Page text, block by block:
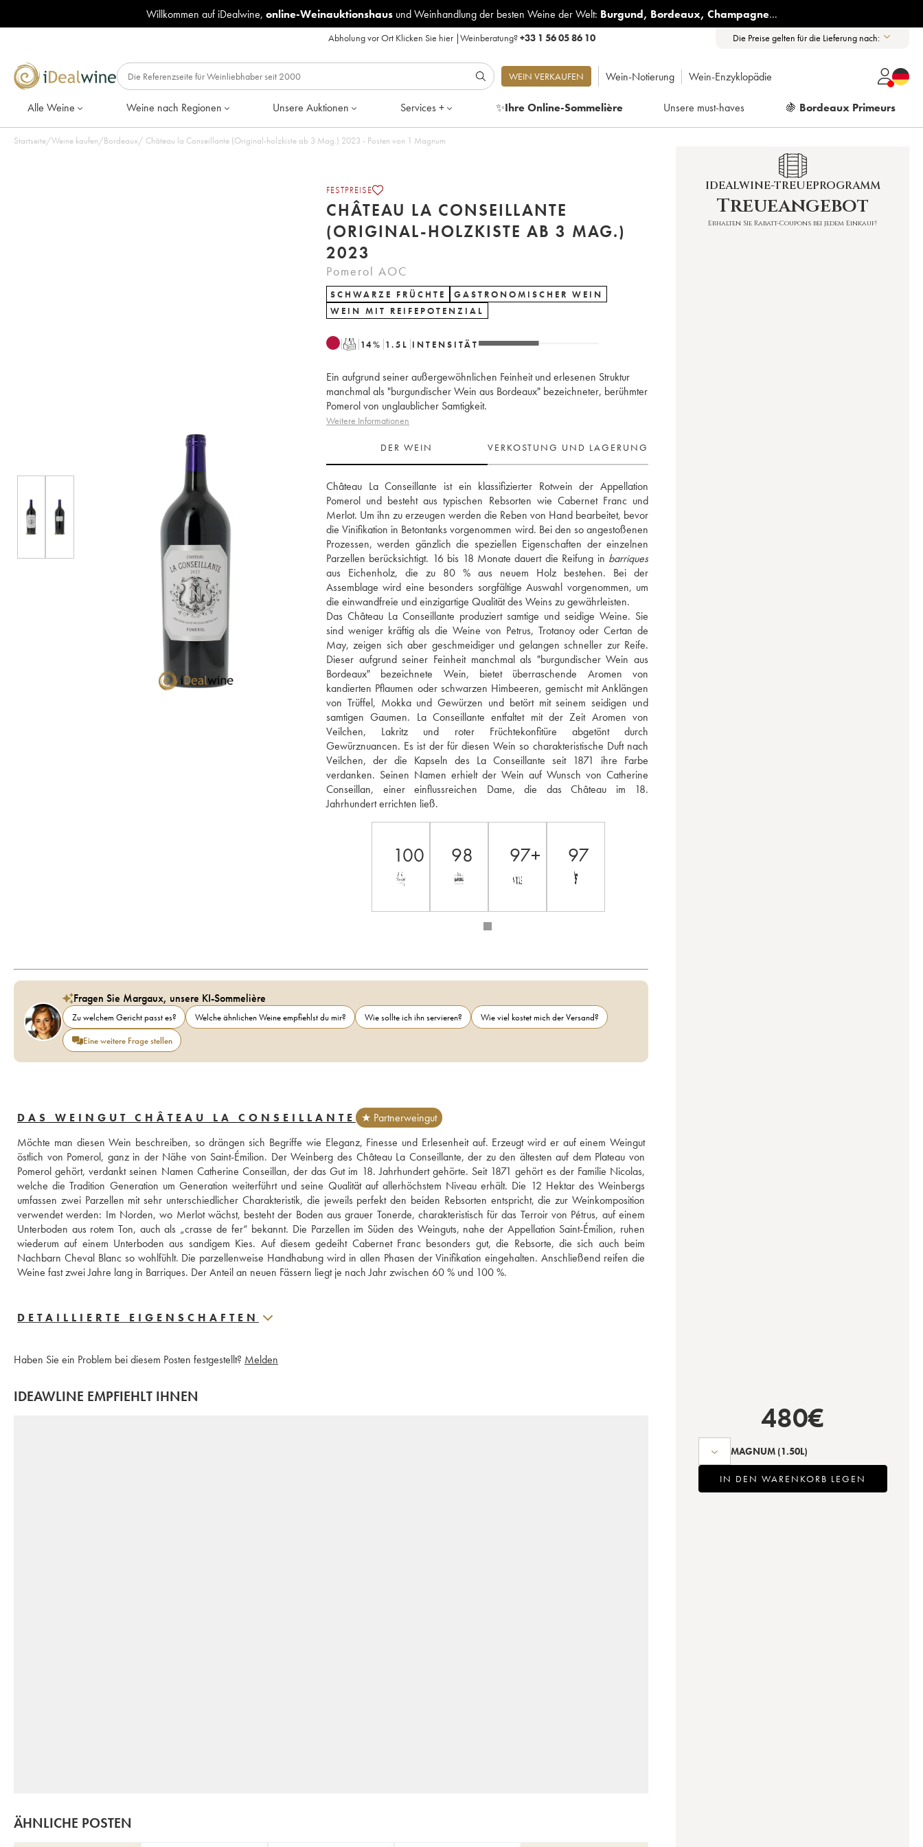
Willkommen auf iDealwine, online-Weinauktionshausund Weinhandlung der besten Weine der Welt: Burgund, Bordeaux, Champagne...
Abholung vor Ort Klicken Sie hier|Weinberatung?+33 1 56 05 86 10 Die Preise gelten für die Lieferung nach:
WEIN VERKAUFEN Wein-Notierung Wein-Enzyklopädie
Alle Weine Weine nach Regionen Unsere Auktionen Services + ✨Ihre Online-Sommelière Unsere must-haves 🍇 Bordeaux Primeurs
Startseite/Weine kaufen/Bordeaux/ Château la Conseillante (Original-holzkiste ab 3 Mag.) 2023 - Posten von 1 Magnum
FESTPREISE
CHÂTEAU LA CONSEILLANTE
(ORIGINAL-HOLZKISTE AB 3 MAG.)
2023
Pomerol AOC
SCHWARZE FRÜCHTE
GASTRONOMISCHER WEIN
WEIN MIT REIFEPOTENZIAL
T 14% 1.5 L INTENSITÄT
Ein aufgrund seiner außergewöhnlichen Feinheit und erlesenen Struktur
manchmal als "burgundischer Wein aus Bordeaux" bezeichneter, berühmter
Pomerol von unglaublicher Samtigkeit.
Weitere Informationen
DER WEIN VERKOSTUNG UND LAGERUNG
Château La Conseillante ist ein klassifizierter Rotwein der Appellation
Pomerol und besteht aus typischen Rebsorten wie Cabernet Franc und
Merlot. Um ihn zu erzeugen werden die Reben von Hand bearbeitet, bevor
die Vinifikation in Betontanks vorgenommen wird. Bei den so angestoßenen
Prozessen, werden gänzlich die speziellen Eigenschaften der einzelnen
Parzellen berücksichtigt. 16 bis 18 Monate dauert die Reifung in barriques
aus Eichenholz, die zu 80 % aus neuem Holz bestehen. Bei der
Assemblage wird eine besonders sorgfältige Auswahl vorgenommen, um
die einwandfreie und einzigartige Qualität des Weins zu gewährleisten.
Das Château La Conseillante produziert samtige und seidige Weine. Sie
sind weniger kräftig als die Weine von Petrus, Trotanoy oder Certan de
May, zeigen sich aber geschmeidiger und gelangen schneller zur Reife.
Dieser aufgrund seiner Feinheit manchmal als "burgundischer Wein aus
Bordeaux" bezeichnete Wein, bietet überraschende Aromen von
kandierten Pflaumen oder schwarzen Himbeeren, gemischt mit Anklängen
von Trüffel, Mokka und Gewürzen und betört mit seinem seidigen und
samtigen Gaumen. La Conseillante entfaltet mit der Zeit Aromen von
Veilchen, Lakritz und roter Früchtekonfitüre abgetönt durch
Gewürznuancen. Es ist der für diesen Wein so charakteristische Duft nach
Veilchen, der die Kapseln des La Conseillante seit 1871 ihre Farbe
verdanken. Seinen Namen erhielt der Wein auf Wunsch von Catherine
Conseillan, einer einflussreichen Dame, die das Château im 18.
Jahrhundert errichten ließ.
100 98 97+ 97
Fragen Sie Margaux, unsere KI-Sommelière
Zu welchem Gericht passt es? Welche ähnlichen Weine empfiehlst du mir? Wie sollte ich ihn servieren?
Wie viel kostet mich der Versand?
Eine weitere Frage stellen
DAS WEINGUT CHÂTEAU LA CONSEILLANTE
★ Partnerweingut
Möchte man diesen Wein beschreiben, so drängen sich Begriffe wie Eleganz, Finesse und Erlesenheit auf. Erzeugt wird er auf einem Weingut
östlich von Pomerol, ganz in der Nähe von Saint-Émilion. Der Weinberg des Château La Conseillante, der zu den ältesten auf dem Plateau von
Pomerol gehört, verdankt seinen Namen Catherine Conseillan, der das Gut im 18. Jahrhundert gehörte. Seit 1871 gehört es der Familie Nicolas,
welche die Tradition Generation um Generation weiterführt und seine Qualität auf allerhöchstem Niveau erhält. Die 12 Hektar des Weinbergs
umfassen zwei Parzellen mit sehr unterschiedlicher Charakteristik, die jeweils perfekt den beiden Rebsorten entspricht, die zur Weinkomposition
verwendet werden: Im Norden, wo Merlot wächst, besteht der Boden aus grauer Tonerde, charakteristisch für das Terroir von Pétrus, auf einem
Unterboden aus rotem Ton, auch als „crasse de fer“ bekannt. Die Parzellen im Süden des Weinguts, nahe der Appellation Saint-Émilion, ruhen
wiederum auf einem Unterboden aus sandigem Kies. Auf diesem gedeiht Cabernet Franc besonders gut, die Rebsorte, die sich auch beim
Nachbarn Cheval Blanc so wohlfühlt. Die parzellenweise Handhabung wird in allen Phasen der Vinifikation eingehalten. Anschließend reifen die
Weine fast zwei Jahre lang in Barriques. Der Anteil an neuen Fässern liegt je nach Jahr zwischen 60 % und 100 %.
DETAILLIERTE EIGENSCHAFTEN
Haben Sie ein Problem bei diesem Posten festgestellt? Melden
IDEAWLINE EMPFIEHLT IHNEN
ÄHNLICHE POSTEN
IDEALWINE-TREUEPROGRAMM
Treueangebot
Erhalten Sie Rabatt-Coupons bei jedem Einkauf!
480€
MAGNUM (1.50L)
IN DEN WARENKORB LEGEN